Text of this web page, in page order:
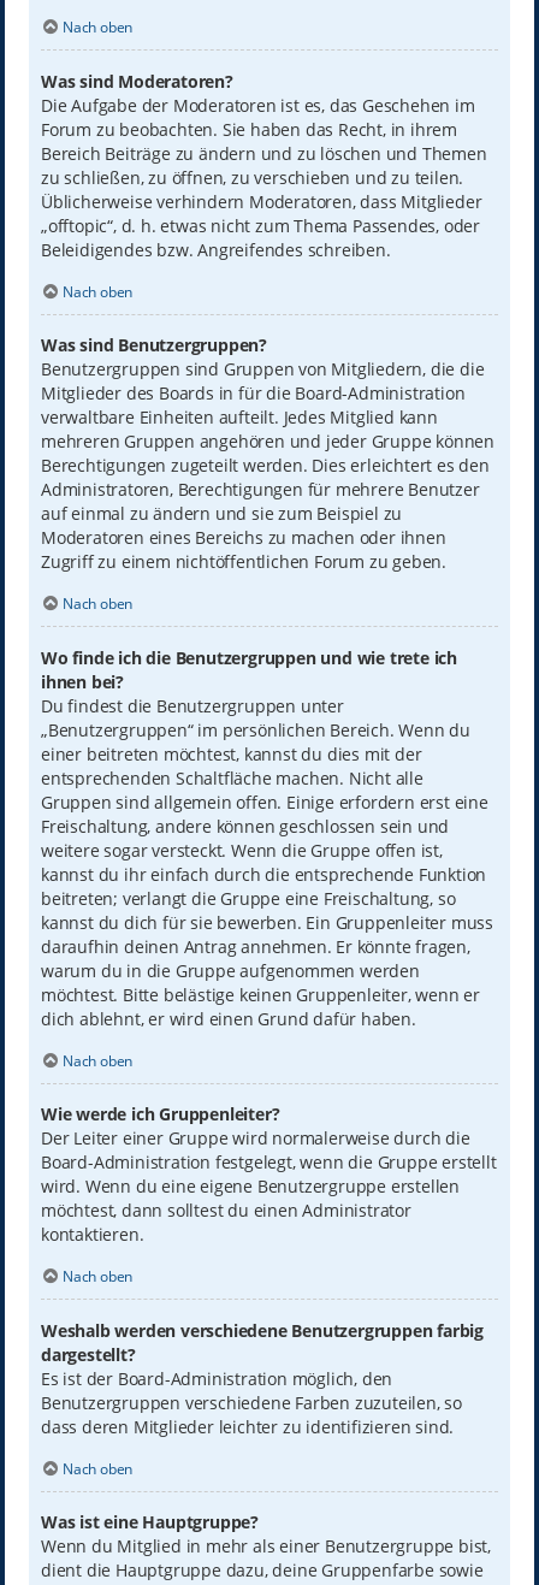
Nach oben
Was sind Moderatoren?
Die Aufgabe der Moderatoren ist es, das Geschehen im
Forum zu beobachten. Sie haben das Recht, in ihrem
Bereich Beiträge zu ändern und zu löschen und Themen
zu schließen, zu öffnen, zu verschieben und zu teilen.
Üblicherweise verhindern Moderatoren, dass Mitglieder
„offtopic“, d. h. etwas nicht zum Thema Passendes, oder
Beleidigendes bzw. Angreifendes schreiben.
Nach oben
Was sind Benutzergruppen?
Benutzergruppen sind Gruppen von Mitgliedern, die die
Mitglieder des Boards in für die Board-Administration
verwaltbare Einheiten aufteilt. Jedes Mitglied kann
mehreren Gruppen angehören und jeder Gruppe können
Berechtigungen zugeteilt werden. Dies erleichtert es den
Administratoren, Berechtigungen für mehrere Benutzer
auf einmal zu ändern und sie zum Beispiel zu
Moderatoren eines Bereichs zu machen oder ihnen
Zugriff zu einem nichtöffentlichen Forum zu geben.
Nach oben
Wo finde ich die Benutzergruppen und wie trete ich
ihnen bei?
Du findest die Benutzergruppen unter
„Benutzergruppen“ im persönlichen Bereich. Wenn du
einer beitreten möchtest, kannst du dies mit der
entsprechenden Schaltfläche machen. Nicht alle
Gruppen sind allgemein offen. Einige erfordern erst eine
Freischaltung, andere können geschlossen sein und
weitere sogar versteckt. Wenn die Gruppe offen ist,
kannst du ihr einfach durch die entsprechende Funktion
beitreten; verlangt die Gruppe eine Freischaltung, so
kannst du dich für sie bewerben. Ein Gruppenleiter muss
daraufhin deinen Antrag annehmen. Er könnte fragen,
warum du in die Gruppe aufgenommen werden
möchtest. Bitte belästige keinen Gruppenleiter, wenn er
dich ablehnt, er wird einen Grund dafür haben.
Nach oben
Wie werde ich Gruppenleiter?
Der Leiter einer Gruppe wird normalerweise durch die
Board-Administration festgelegt, wenn die Gruppe erstellt
wird. Wenn du eine eigene Benutzergruppe erstellen
möchtest, dann solltest du einen Administrator
kontaktieren.
Nach oben
Weshalb werden verschiedene Benutzergruppen farbig
dargestellt?
Es ist der Board-Administration möglich, den
Benutzergruppen verschiedene Farben zuzuteilen, so
dass deren Mitglieder leichter zu identifizieren sind.
Nach oben
Was ist eine Hauptgruppe?
Wenn du Mitglied in mehr als einer Benutzergruppe bist,
dient die Hauptgruppe dazu, deine Gruppenfarbe sowie